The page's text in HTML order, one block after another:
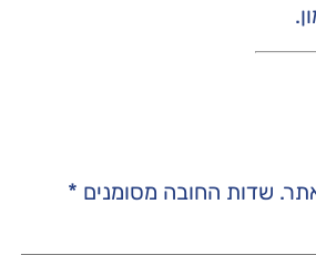
שדות החובה מסומנים *